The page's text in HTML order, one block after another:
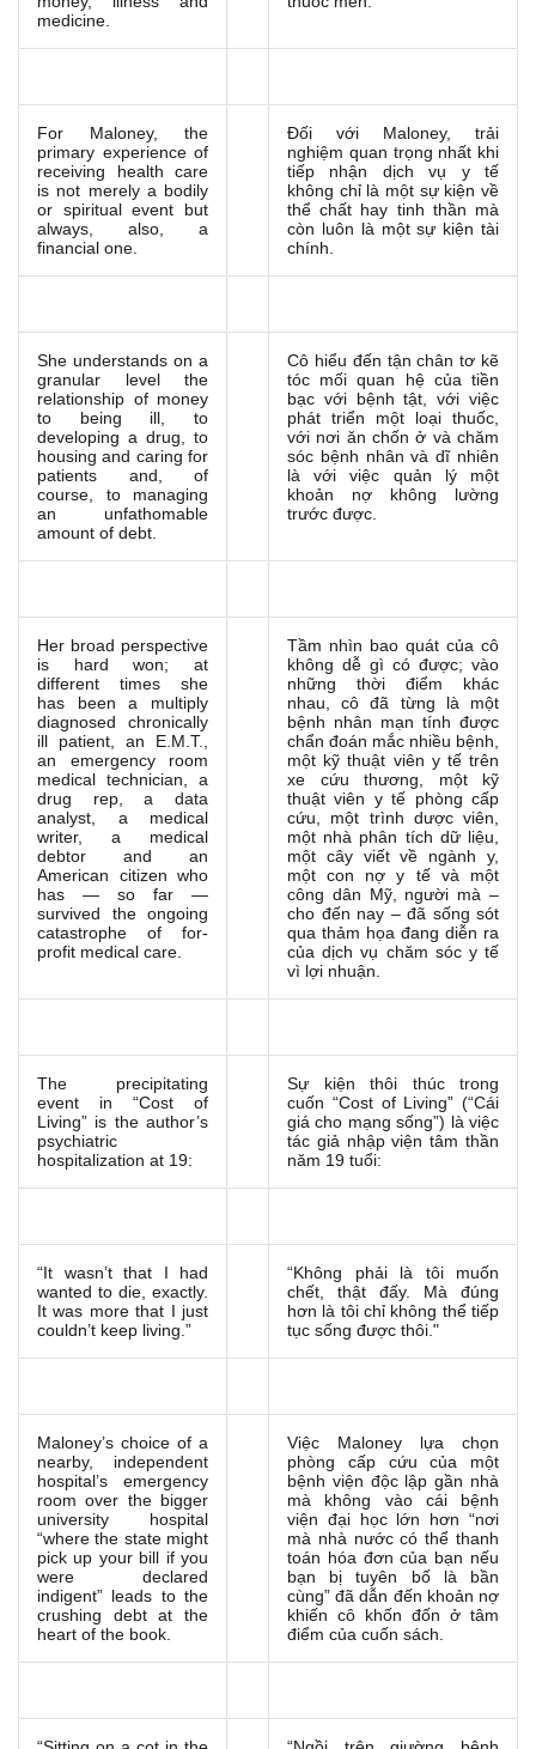
medicine.
For Maloney, the
primary experience of
receiving health care
is not merely a bodily
or spiritual event but
always, also, a
financial one.
Đối với Maloney, trải
nghiệm quan trọng nhất khi
tiếp nhận dịch vụ y tế
không chỉ là một sự kiện về
thể chất hay tinh thần mà
còn luôn là một sự kiện tài
chính.
She understands on a
granular level the
relationship of money
to being ill, to
developing a drug, to
housing and caring for
patients and, of
course, to managing
an unfathomable
amount of debt.
Cô hiểu đến tận chân tơ kẽ
tóc mối quan hệ của tiền
bạc với bệnh tật, với việc
phát triển một loại thuốc,
với nơi ăn chốn ở và chăm
sóc bệnh nhân và dĩ nhiên
là với việc quản lý một
khoản nợ không lường
trước được.
Her broad perspective
is hard won; at
different times she
has been a multiply
diagnosed chronically
ill patient, an E.M.T.,
an emergency room
medical technician, a
drug rep, a data
analyst, a medical
writer, a medical
debtor and an
American citizen who
has — so far —
survived the ongoing
catastrophe of for-
profit medical care.
Tầm nhìn bao quát của cô
không dễ gì có được; vào
những thời điểm khác
nhau, cô đã từng là một
bệnh nhân mạn tính được
chẩn đoán mắc nhiều bệnh,
một kỹ thuật viên y tế trên
xe cứu thương, một kỹ
thuật viên y tế phòng cấp
cứu, một trình dược viên,
một nhà phân tích dữ liệu,
một cây viết về ngành y,
một con nợ y tế và một
công dân Mỹ, người mà –
cho đến nay – đã sống sót
qua thảm họa đang diễn ra
của dịch vụ chăm sóc y tế
vì lợi nhuận.
The precipitating
event in “Cost of
Living” is the author’s
psychiatric
hospitalization at 19:
Sự kiện thôi thúc trong
cuốn “Cost of Living” (“Cái
giá cho mạng sống”) là việc
tác giả nhập viện tâm thần
năm 19 tuổi:
“It wasn’t that I had
wanted to die, exactly.
It was more that I just
couldn’t keep living.”
“Không phải là tôi muốn
chết, thật đấy.
Mà đúng
hơn là tôi chỉ không thể tiếp
tục sống được thôi."
Maloney’s choice of a
nearby, independent
hospital’s emergency
room over the bigger
university hospital
“where the state might
pick up your bill if you
were declared
indigent” leads to the
crushing debt at the
heart of the book.
Việc Maloney lựa chọn
phòng cấp cứu của một
bệnh viện độc lập gần nhà
mà không vào cái bệnh
viện đại học lớn hơn “nơi
mà nhà nước có thể thanh
toán hóa đơn của bạn nếu
bạn bị tuyên bố là bần
cùng” đã dẫn đến khoản nợ
khiến cô khốn đốn ở tâm
điểm của cuốn sách.